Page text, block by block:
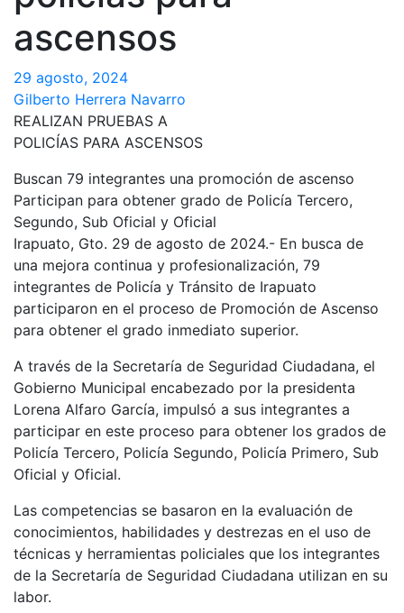
ascensos
29 agosto, 2024
Gilberto Herrera Navarro
REALIZAN PRUEBAS A
POLICÍAS PARA ASCENSOS
Buscan 79 integrantes una promoción de ascenso
Participan para obtener grado de Policía Tercero,
Segundo, Sub Oficial y Oficial
Irapuato, Gto. 29 de agosto de 2024.- En busca de
una mejora continua y profesionalización, 79
integrantes de Policía y Tránsito de Irapuato
participaron en el proceso de Promoción de Ascenso
para obtener el grado inmediato superior.
A través de la Secretaría de Seguridad Ciudadana, el
Gobierno Municipal encabezado por la presidenta
Lorena Alfaro García, impulsó a sus integrantes a
participar en este proceso para obtener los grados de
Policía Tercero, Policía Segundo, Policía Primero, Sub
Oficial y Oficial.
Las competencias se basaron en la evaluación de
conocimientos, habilidades y destrezas en el uso de
técnicas y herramientas policiales que los integrantes
de la Secretaría de Seguridad Ciudadana utilizan en su
labor.